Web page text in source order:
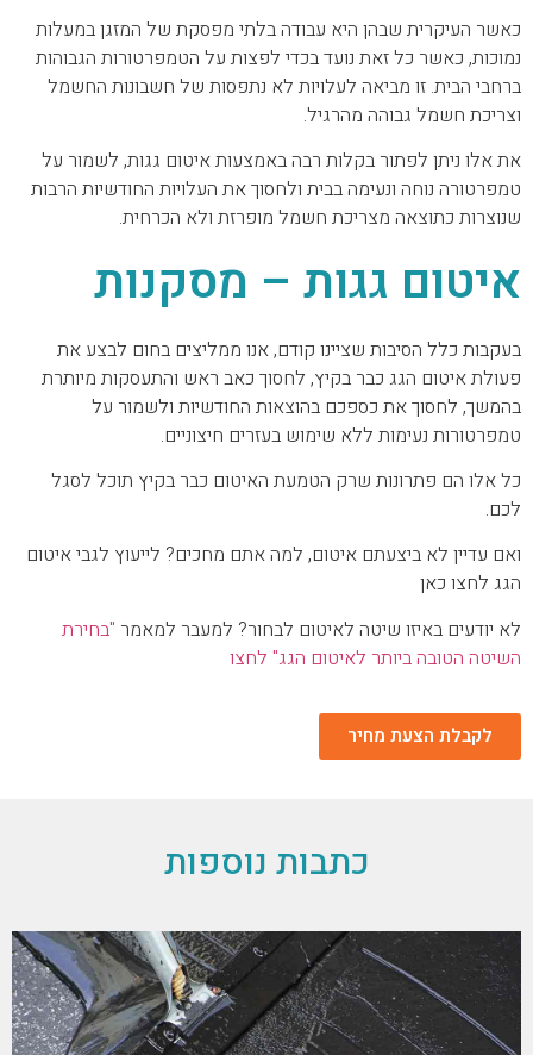
כאשר העיקרית שבהן היא עבודה בלתי מפסקת של המזגן במעלות
נמוכות, כאשר כל זאת נועד בכדי לפצות על הטמפרטורות הגבוהות
ברחבי הבית. זו מביאה לעלויות לא נתפסות של חשבונות החשמל
וצריכת חשמל גבוהה מהרגיל.
את אלו ניתן לפתור בקלות רבה באמצעות איטום גגות, לשמור על
טמפרטורה נוחה ונעימה בבית ולחסוך את העלויות החודשיות הרבות
שנוצרות כתוצאה מצריכת חשמל מופרזת ולא הכרחית.
איטום גגות – מסקנות
בעקבות כלל הסיבות שציינו קודם, אנו ממליצים בחום לבצע את
פעולת איטום הגג כבר בקיץ, לחסוך כאב ראש והתעסקות מיותרת
בהמשך, לחסוך את כספכם בהוצאות החודשיות ולשמור על
טמפרטורות נעימות ללא שימוש בעזרים חיצוניים.
כל אלו הם פתרונות שרק הטמעת האיטום כבר בקיץ תוכל לסגל
לכם.
ואם עדיין לא ביצעתם איטום, למה אתם מחכים? לייעוץ לגבי איטום
הגג לחצו כאן
לא יודעים באיזו שיטה לאיטום לבחור? למעבר למאמר "בחירת
השיטה הטובה ביותר לאיטום הגג" לחצו
לקבלת הצעת מחיר
כתבות נוספות